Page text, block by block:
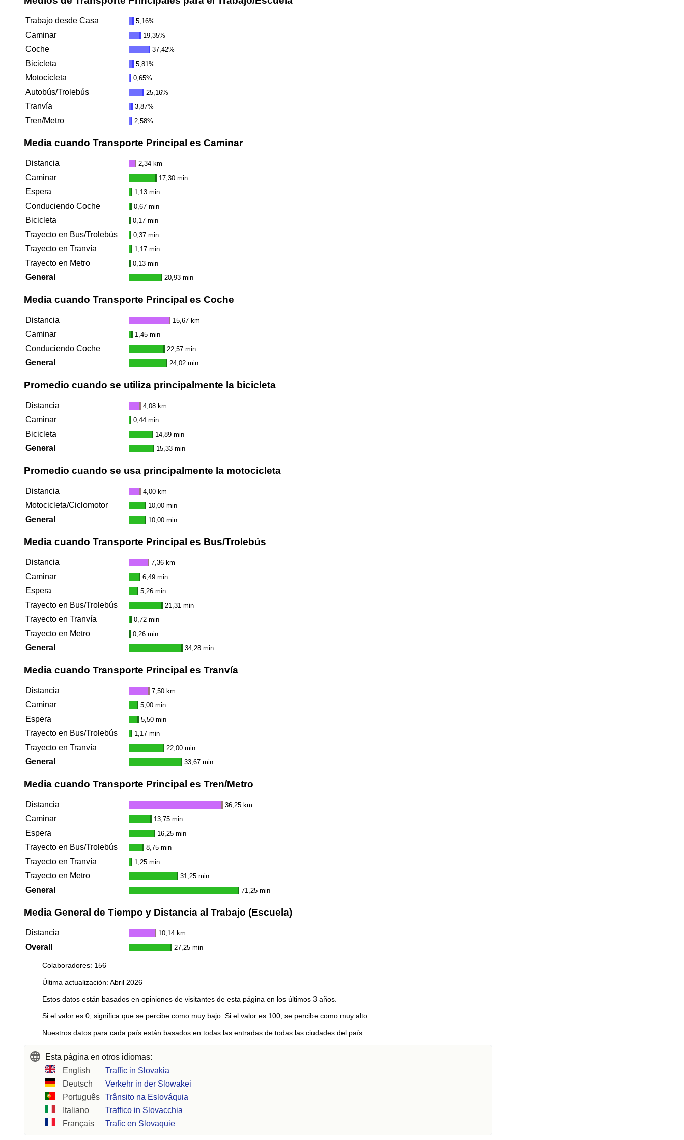
Trabajo desde Casa 5,16%
Caminar 19,35%
Coche 37,42%
Bicicleta 5,81%
Motocicleta 0,65%
Autobús/Trolebús 25,16%
Tranvía 3,87%
Tren/Metro 2,58%
Media cuando Transporte Principal es Caminar
Distancia 2,34 km
Caminar 17,30 min
Espera 1,13 min
Conduciendo Coche 0,67 min
Bicicleta 0,17 min
Trayecto en Bus/Trolebús 0,37 min
Trayecto en Tranvía 1,17 min
Trayecto en Metro 0,13 min
General 20,93 min
Media cuando Transporte Principal es Coche
Distancia 15,67 km
Caminar 1,45 min
Conduciendo Coche 22,57 min
General 24,02 min
Promedio cuando se utiliza principalmente la bicicleta
Distancia 4,08 km
Caminar 0,44 min
Bicicleta 14,89 min
General 15,33 min
Promedio cuando se usa principalmente la motocicleta
Distancia 4,00 km
Motocicleta/Ciclomotor 10,00 min
General 10,00 min
Media cuando Transporte Principal es Bus/Trolebús
Distancia 7,36 km
Caminar 6,49 min
Espera 5,26 min
Trayecto en Bus/Trolebús 21,31 min
Trayecto en Tranvía 0,72 min
Trayecto en Metro 0,26 min
General 34,28 min
Media cuando Transporte Principal es Tranvía
Distancia 7,50 km
Caminar 5,00 min
Espera 5,50 min
Trayecto en Bus/Trolebús 1,17 min
Trayecto en Tranvía 22,00 min
General 33,67 min
Media cuando Transporte Principal es Tren/Metro
Distancia 36,25 km
Caminar 13,75 min
Espera 16,25 min
Trayecto en Bus/Trolebús 8,75 min
Trayecto en Tranvía 1,25 min
Trayecto en Metro 31,25 min
General 71,25 min
Media General de Tiempo y Distancia al Trabajo (Escuela)
Distancia 10,14 km
Overall 27,25 min
Colaboradores: 156
Última actualización: Abril 2026
Estos datos están basados en opiniones de visitantes de esta página en los últimos 3 años.
Si el valor es 0, significa que se percibe como muy bajo. Si el valor es 100, se percibe como muy alto.
Nuestros datos para cada país están basados en todas las entradas de todas las ciudades del país.
Esta página en otros idiomas:
English
Traffic in Slovakia
Deutsch
Verkehr in der Slowakei
Português
Trânsito na Eslováquia
Italiano
Traffico in Slovacchia
Français
Trafic en Slovaquie